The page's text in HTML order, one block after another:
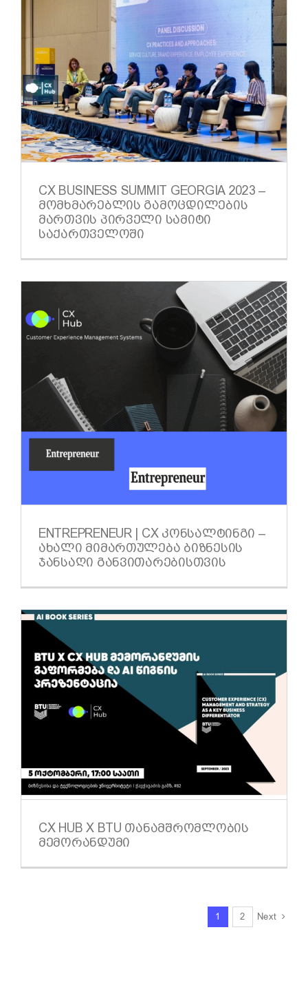
CX BUSINESS SUMMIT GEORGIA 2023 –
ᲛᲝᲛᲮᲛᲐᲠᲔᲑᲚᲘᲡ ᲒᲐᲛᲝᲪᲓᲘᲚᲔᲑᲘᲡ
ᲛᲐᲠᲗᲕᲘᲡ ᲞᲘᲠᲕᲔᲚᲘ ᲡᲐᲛᲘᲢᲘ
ᲡᲐᲥᲐᲠᲗᲕᲔᲚᲝᲨᲘ
ENTREPRENEUR | CX ᲙᲝᲜᲡᲐᲚᲢᲘᲜᲒᲘ –
ᲐᲮᲐᲚᲘ ᲛᲘᲛᲐᲠᲗᲣᲚᲔᲑᲐ ᲑᲘᲖᲜᲔᲡᲘᲡ
ᲯᲐᲜᲡᲐᲦᲘ ᲒᲐᲜᲕᲘᲗᲐᲠᲔᲑᲘᲡᲗᲕᲘᲡ
CX HUB X BTU ᲗᲐᲜᲐᲛᲨᲠᲝᲛᲚᲝᲑᲘᲡ
ᲛᲔᲛᲝᲠᲐᲜᲓᲣᲛᲘ
1 2 Next